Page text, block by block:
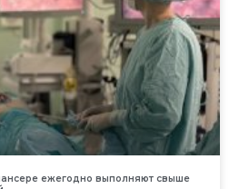
ежегодно выполняют свыше